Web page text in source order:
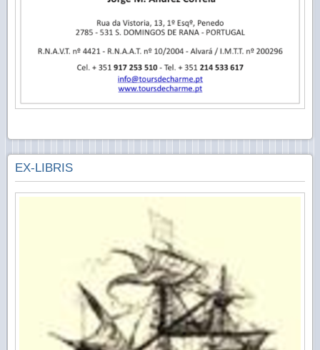
EX-LIBRIS